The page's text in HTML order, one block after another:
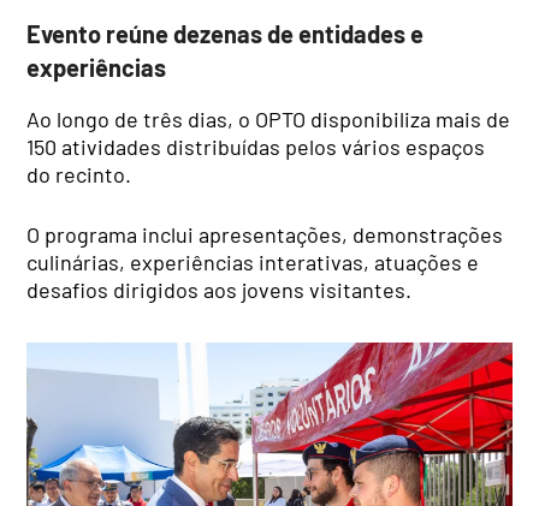
Evento reúne dezenas de entidades e
experiências
Ao longo de três dias, o OPTO disponibiliza mais de
150 atividades distribuídas pelos vários espaços
do recinto.
O programa inclui apresentações, demonstrações
culinárias, experiências interativas, atuações e
desafios dirigidos aos jovens visitantes.